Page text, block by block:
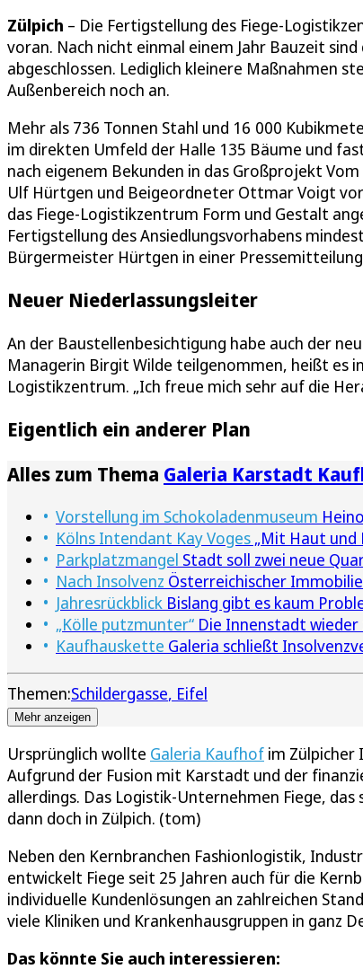
Zülpich – Die Fertigstellung des Fiege-
voran. Nach nicht einmal einem Jahr Bauzeit
abgeschlossen. Lediglich kleinere Maßnahmen
Außenbereich noch an.
Mehr als 736 Tonnen Stahl und 16 000
im direkten Umfeld der Halle 135 Bäume und
nach eigenem Bekunden in das Großprojekt
Ulf Hürtgen und Beigeordneter Ottmar Voigt vor
das Fiege-Logistikzentrum Form und Gestalt
Fertigstellung des Ansiedlungsvorhabens
Bürgermeister Hürtgen in einer
Neuer Niederlassungsleiter
An der Baustellenbesichtigung habe auch der
Managerin Birgit Wilde teilgenommen, heißt es
Logistikzentrum. „Ich freue mich sehr auf die
Eigentlich ein anderer Plan
Alles zum Thema Galeria Karstadt
Vorstellung im Schokoladenmuseum
Kölns Intendant Kay Voges „Mit Haut und
Parkplatzmangel Stadt soll zwei neue
Nach Insolvenz Österreichischer
Jahresrückblick Bislang gibt es kaum
„Kölle putzmunter“ Die Innenstadt
Kaufhauskette Galeria schließt
Themen:Schildergasse Eifel
Mehr anzeigen
Ursprünglich wollte Galeria Kaufhof im Zülpicher
Aufgrund der Fusion mit Karstadt und der
allerdings. Das Logistik-Unternehmen Fiege,
dann doch in Zülpich. (tom)
Neben den Kernbranchen Fashionlogistik,
entwickelt Fiege seit 25 Jahren auch für die
individuelle Kundenlösungen an zahlreichen
viele Kliniken und Krankenhausgruppen in ganz
Das könnte Sie auch interessieren: